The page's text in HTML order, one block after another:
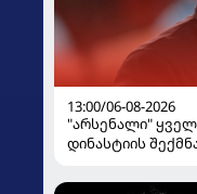
13:00/06-08-2026
"არსენალი"
დინასტიის